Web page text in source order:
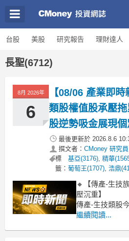
台股 美股 研究報告 理財達人
長聖(6712)
8月 2026年
6
【08/06 產業即
類股權值股承壓
股逆勢吸金展現
最後更新於 2026.8.6
撰文者： CMoney 研究員
標
籤：
基亞(3176),精華
葡萄王(1707),浩鼎
🔸【傳產-生技
壓沉重】
傳產-生技類股
整體類股指數下
繼續閱讀...